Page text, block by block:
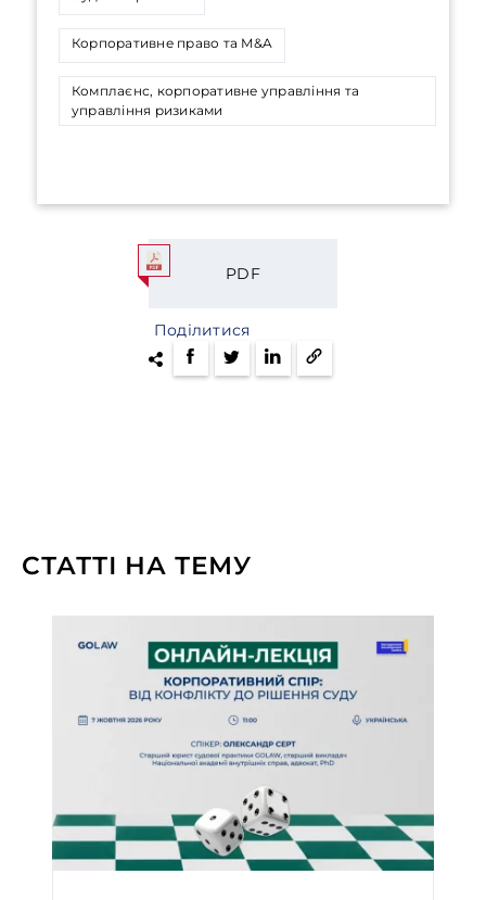
Корпоративне право та M&A
Комплаєнс, корпоративне управління та
управління ризиками
PDF
Поділитися
СТАТТІ НА ТЕМУ